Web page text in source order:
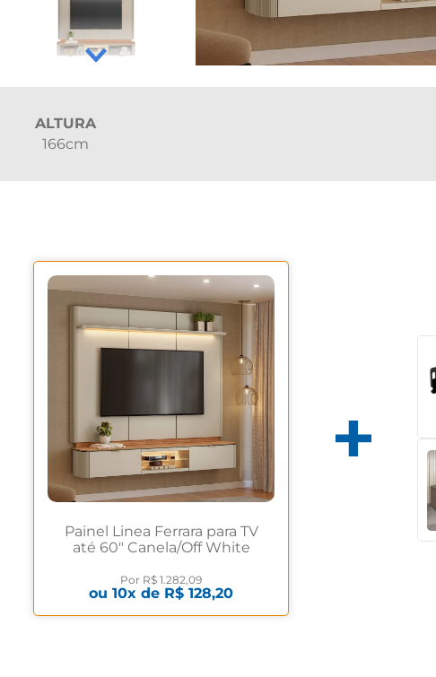
ALTURA
166cm
Painel Linea Ferrara para TV
até 60" Canela/Off White
Por R$ 1.282,09
ou 10x de R$ 128,20